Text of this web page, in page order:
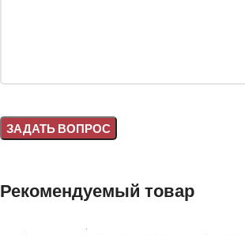
Рекомендуемый товар